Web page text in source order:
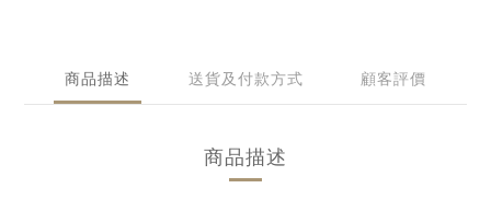
商品描述 送貨及付款方式 顧客評價
商品描述